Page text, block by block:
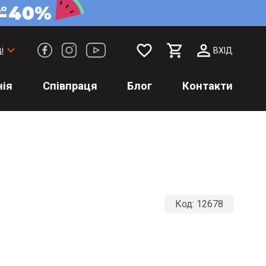
keyboard_arrow_down favorite_border ВХІД
Співпраця Блог Контакти
Код: 12678